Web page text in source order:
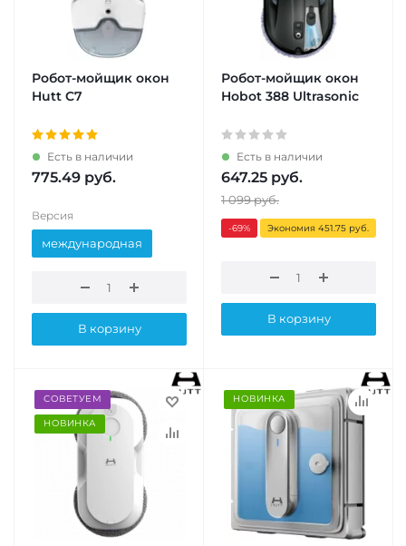
Робот-мойщик окон
Hutt C7
Есть в наличии
775.49 руб.
Версия
международная
В корзину
Робот-мойщик окон
Hobot 388 Ultrasonic
Есть в наличии
647.25 руб.
1 099руб.
-69% Экономия 451.75 руб.
В корзину
СОВЕТУЕМ
НОВИНКА
НОВИНКА